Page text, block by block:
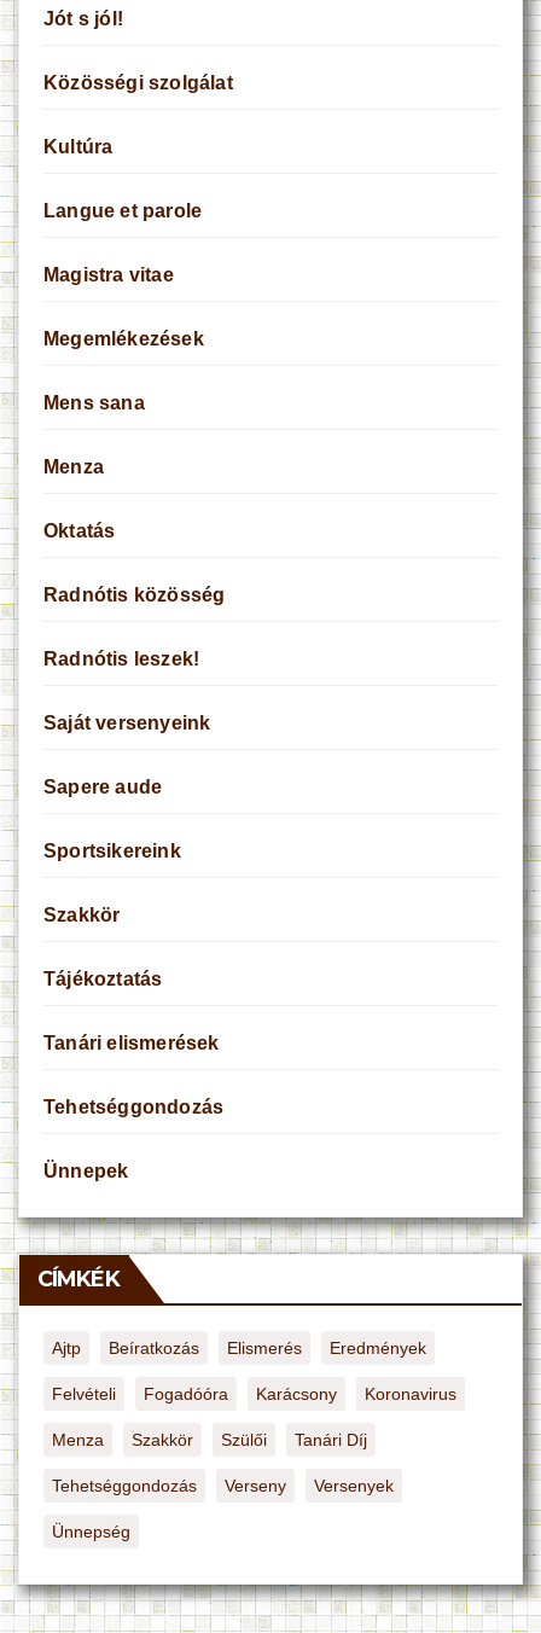
Jót s jól!
Közösségi szolgálat
Kultúra
Langue et parole
Magistra vitae
Megemlékezések
Mens sana
Menza
Oktatás
Radnótis közösség
Radnótis leszek!
Saját versenyeink
Sapere aude
Sportsikereink
Szakkör
Tájékoztatás
Tanári elismerések
Tehetséggondozás
Ünnepek
CÍMKÉK
Ajtp Beíratkozás Elismerés Eredmények
Felvételi Fogadóóra Karácsony Koronavirus
Menza Szakkör Szülői Tanári Díj
Tehetséggondozás Verseny Versenyek
Ünnepség